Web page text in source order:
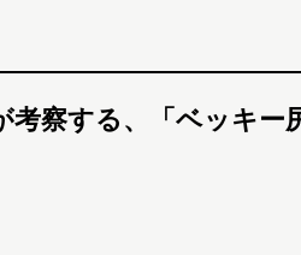
考察する、「ベッキー